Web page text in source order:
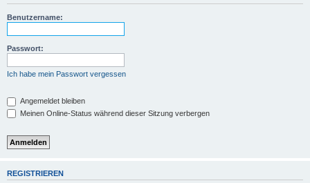
h
Benutzername:
Passwort:
Ich habe mein Passwort vergessen
Angemeldet bleiben
Meinen Online-Status während dieser Sitzung verbergen
REGISTRIEREN